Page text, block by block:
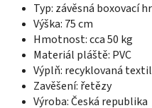
Typ: závěsná boxovací
Výška: 75 cm
Hmotnost: cca 50 kg
Materiál pláště: PVC
Výplň: recyklovaná
Zavěšení: řetězy
Výroba: Česká republika